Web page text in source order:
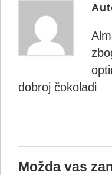
dobroj čokoladi
Možda vas